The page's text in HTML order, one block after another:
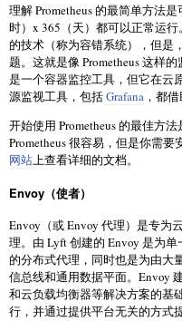
理解 Prometheus 的最简单方法
时）x 365（天）都可以正常运
的技术（称为容错系统），但是
题。这就是像 Prometheus 这样
是一个容器监控工具，但它在云
源监视工具，包括Grafana ，都借
开始使用 Prometheus 的最佳方
Prometheus 很容易，但是你需
网站上查看详细的文档。
Envoy（使者）
Envoy（或 Envoy 代理）是专为
理。由 Lyft 创建的 Envoy 是为
的分布式代理，同时也是为由大
信总线和通用数据平面。Envoy
和云负载均衡器等解决方案的基
行，并通过提供平台无关的方式